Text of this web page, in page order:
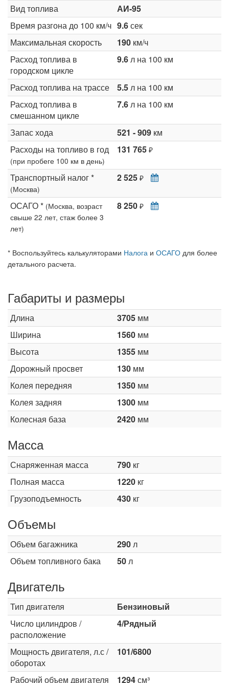
Вид топлива
АИ-95
Время разгона до 100 км/ч 9.6сек
Максимальная скорость
190 км/ч
Расход топлива в
городском цикле
9.6л на 100 км
Расход топлива на трассе 5.5л на 100 км
Расход топлива в
смешанном цикле
7.6л на 100 км
Запас хода 521 - 909 км
Расходы на топливо в год
(при пробеге 100 км в день)
131 765 ₽
Транспортный налог *
(Москва)
2 525 ₽
ОСАГО * (Москва, возраст
свыше 22 лет, стаж более 3
лет)
8 250 ₽
* Воспользуйтесь калькуляторами Налога и ОСАГО для более
детального расчета.
Габариты и размеры
Длина 3705 мм
Ширина
1560 мм
Высота
1355 мм
Дорожный просвет
130 мм
Колея передняя
1350 мм
Колея задняя
1300 мм
Колесная база
2420 мм
Масса
Снаряженная масса 790 кг
Полная масса
1220 кг
Грузоподъемность
430 кг
Объемы
Объем багажника 290л
Объем топливного бака
50л
Двигатель
Тип двигателя
Бензиновый
Число цилиндров /
расположение
4/Рядный
Мощность двигателя, л.с /
оборотах
101/6800
Рабочий объем двигателя 1294см³